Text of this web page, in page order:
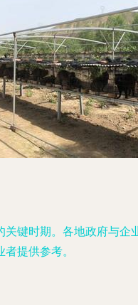
键时期。各地政府与
提供参考。